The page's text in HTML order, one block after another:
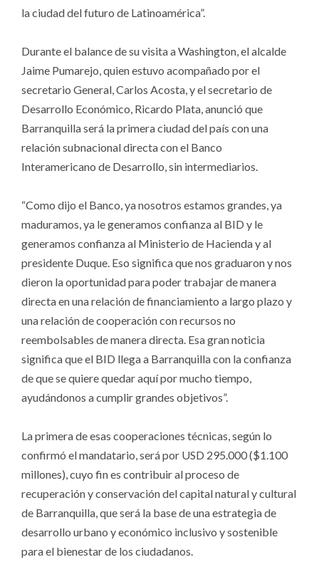
la ciudad del futuro de Latinoamérica”.
Durante el balance de su visita a Washington, el alcalde
Jaime Pumarejo, quien estuvo acompañado por el
secretario General, Carlos Acosta, y el secretario de
Desarrollo Económico, Ricardo Plata, anunció que
Barranquilla será la primera ciudad del país con una
relación subnacional directa con el Banco
Interamericano de Desarrollo, sin intermediarios.
“Como dijo el Banco, ya nosotros estamos grandes, ya
maduramos, ya le generamos confianza al BID y le
generamos confianza al Ministerio de Hacienda y al
presidente Duque. Eso significa que nos graduaron y nos
dieron la oportunidad para poder trabajar de manera
directa en una relación de financiamiento a largo plazo y
una relación de cooperación con recursos no
reembolsables de manera directa. Esa gran noticia
significa que el BID llega a Barranquilla con la confianza
de que se quiere quedar aquí por mucho tiempo,
ayudándonos a cumplir grandes objetivos”.
La primera de esas cooperaciones técnicas, según lo
confirmó el mandatario, será por USD 295.000 ($1.100
millones), cuyo fin es contribuir al proceso de
recuperación y conservación del capital natural y cultural
de Barranquilla, que será la base de una estrategia de
desarrollo urbano y económico inclusivo y sostenible
para el bienestar de los ciudadanos.